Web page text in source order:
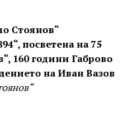
Стоянов“
посветена на 75
160 години Габрово
на Иван Вазов